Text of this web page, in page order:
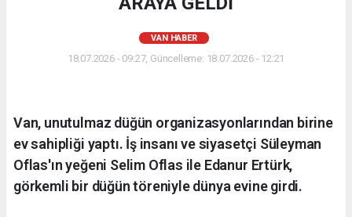
VAN HABER
18.07.2026 - 09:27, Güncelleme: 18.07.2026 - 12:21
Van, unutulmaz düğün organizasyonlarından birine
ev sahipliği yaptı. İş insanı ve siyasetçi Süleyman
Oflas'ın yeğeni Selim Oflas ile Edanur Ertürk,
görkemli bir düğün töreniyle dünya evine girdi.